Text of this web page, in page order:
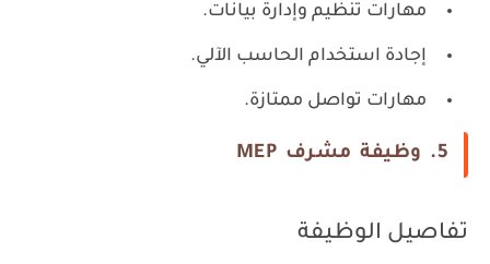
مهارات تنظيم وإدارة بيانات.
إجادة استخدام الحاسب الآلي.
مهارات تواصل ممتازة.
5. وظيفة مشرف MEP
تفاصيل الوظيفة